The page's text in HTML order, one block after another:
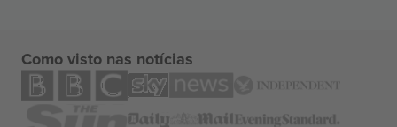
Como visto nas notícias